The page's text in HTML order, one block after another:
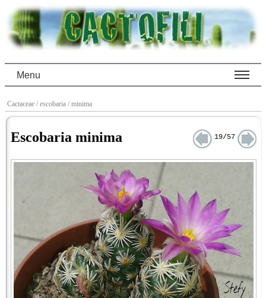
Menu
Cactaceae / escobaria / minima
Escobaria minima 19/57